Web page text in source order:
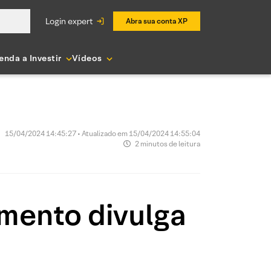
login expert Abra sua conta XP
a Investir Vídeos
15/04/2024 14:45:27 • Atualizado em 15/04/2024 14:55:04
2 minutos de leitura
divulga